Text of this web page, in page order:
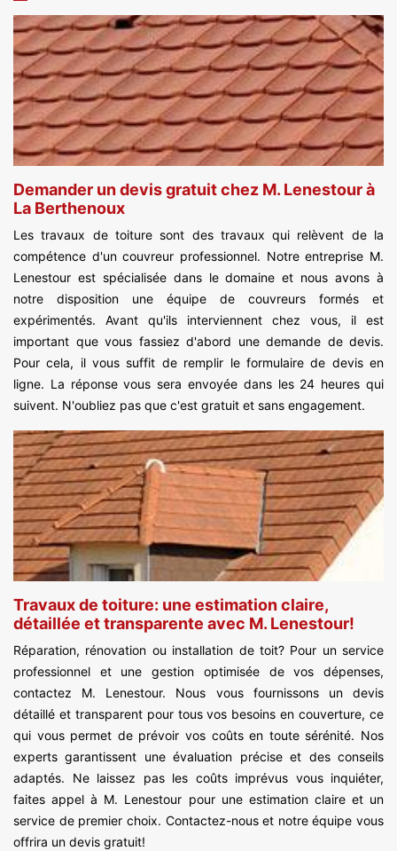
Demander un devis gratuit chez M. Lenestour à
La Berthenoux
Les travaux de toiture sont des travaux qui relèvent de la
compétence d'un couvreur professionnel. Notre entreprise M.
Lenestour est spécialisée dans le domaine et nous avons à
notre disposition une équipe de couvreurs formés et
expérimentés. Avant qu'ils interviennent chez vous, il est
important que vous fassiez d'abord une demande de devis.
Pour cela, il vous suffit de remplir le formulaire de devis en
ligne. La réponse vous sera envoyée dans les 24 heures qui
suivent. N'oubliez pas que c'est gratuit et sans engagement.
Travaux de toiture: une estimation claire,
détaillée et transparente avec M. Lenestour!
Réparation, rénovation ou installation de toit? Pour un service
professionnel et une gestion optimisée de vos dépenses,
contactez M. Lenestour. Nous vous fournissons un devis
détaillé et transparent pour tous vos besoins en couverture, ce
qui vous permet de prévoir vos coûts en toute sérénité. Nos
experts garantissent une évaluation précise et des conseils
adaptés. Ne laissez pas les coûts imprévus vous inquiéter,
faites appel à M. Lenestour pour une estimation claire et un
service de premier choix. Contactez-nous et notre équipe vous
offrira un devis gratuit!